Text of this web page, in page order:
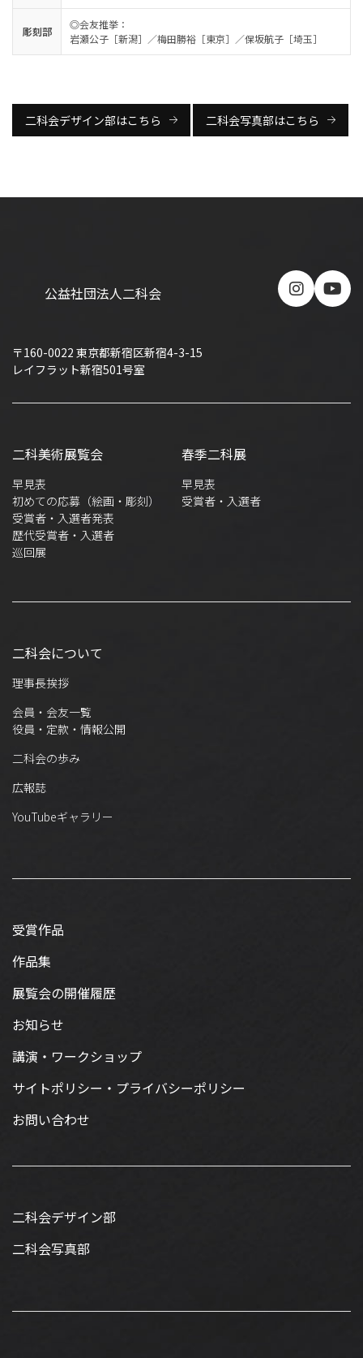
彫刻部
◎会友推挙：
岩瀬公子［新潟］／梅田勝裕［東京］／保坂航子［埼玉］
二科会デザイン部はこちら 二科会写真部はこちら
公益社団法人二科会
〒160-0022 東京都新宿区新宿4-3-15
レイフラット新宿501号室
二科美術展覧会
早見表
初めての応募（絵画・彫刻）
受賞者・入選者発表
歴代受賞者・入選者
巡回展
春季二科展
早見表
受賞者・入選者
受賞作品
作品集
展覧会の開催履歴
お知らせ
講演・ワークショップ
二科会について
理事長挨拶
会員・会友一覧
役員・定款・情報公開
二科会の歩み
広報誌
YouTubeギャラリー
サイトポリシー・プライバシーポリシー
お問い合わせ
二科会デザイン部
二科会写真部